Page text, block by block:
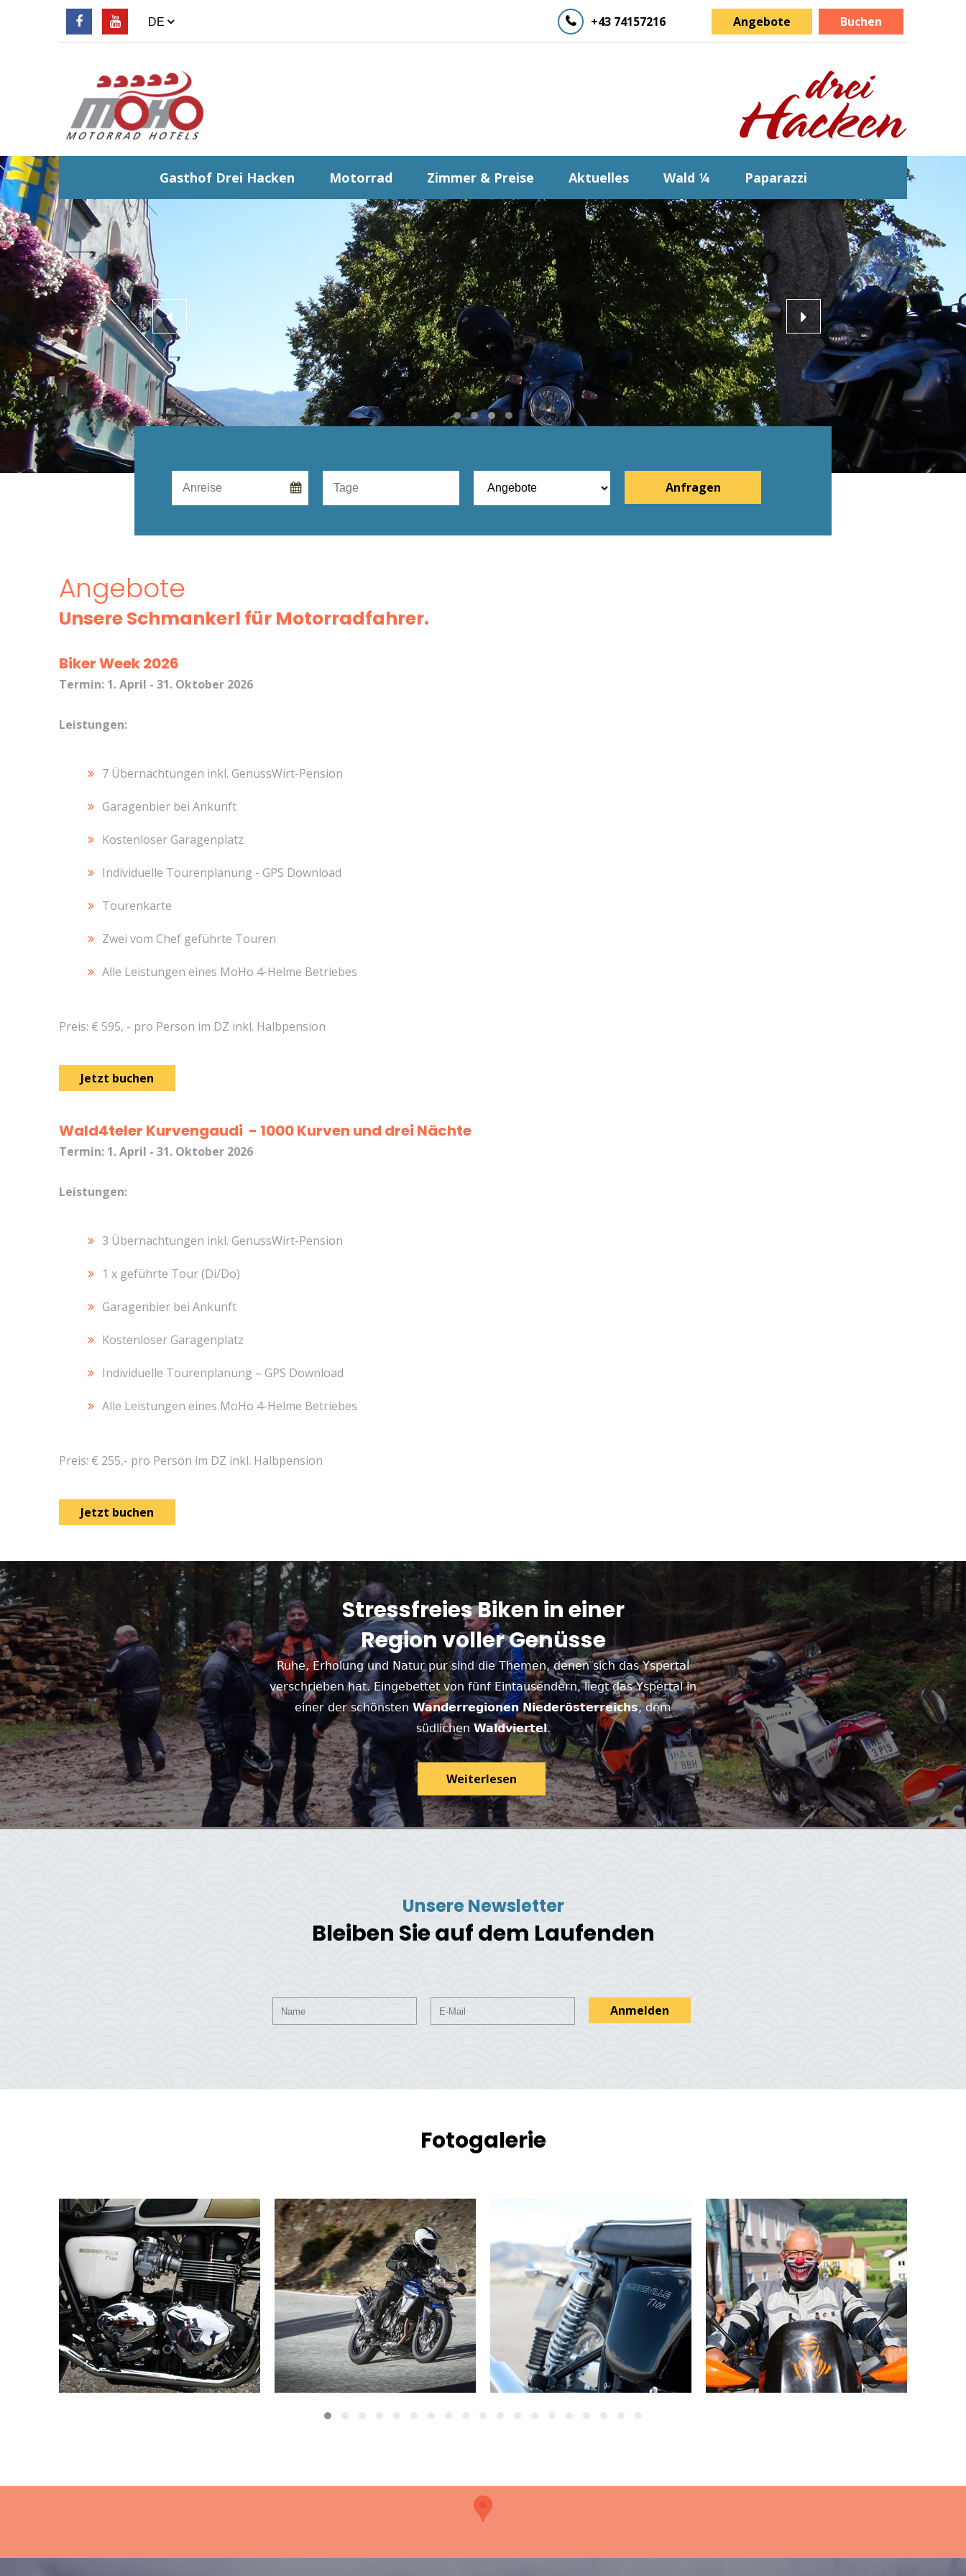
+43 74157216 Angebote Buchen
Gasthof Drei Hacken Motorrad Zimmer & Preise Aktuelles Wald ¼ Paparazzi
Anfragen
Angebote
Unsere Schmankerl für Motorradfahrer.
Biker Week 2026
Termin: 1. April - 31. Oktober 2026
Leistungen:
7 Übernachtungen inkl. GenussWirt-Pension
Garagenbier bei Ankunft
Kostenloser Garagenplatz
Individuelle Tourenplanung - GPS Download
Tourenkarte
Zwei vom Chef geführte Touren
Alle Leistungen eines MoHo 4-Helme Betriebes
Preis: € 595, - pro Person im DZ inkl. Halbpension
Jetzt buchen
Wald4teler Kurvengaudi - 1000 Kurven und drei Nächte
Termin: 1. April - 31. Oktober 2026
Leistungen:
3 Übernachtungen inkl. GenussWirt-Pension
1 x geführte Tour (Di/Do)
Garagenbier bei Ankunft
Kostenloser Garagenplatz
Individuelle Tourenplanung – GPS Download
Alle Leistungen eines MoHo 4-Helme Betriebes
Preis: € 255,- pro Person im DZ inkl. Halbpension
Jetzt buchen
Stressfreies Biken in einer
Region voller Genüsse
Ruhe, Erholung und Natur pur sind die Themen, denen sich das Yspertal
verschrieben hat. Eingebettet von fünf Eintausendern, liegt das Yspertal in
einer der schönsten Wanderregionen Niederösterreichs, dem
südlichenWaldviertel.
Weiterlesen
Unsere Newsletter
Bleiben Sie auf dem Laufenden
Anmelden
Fotogalerie